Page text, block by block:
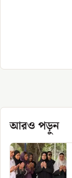
আরও পড়ুন